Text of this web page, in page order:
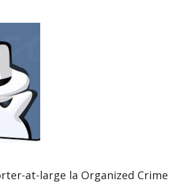
at-large la Organized Crime